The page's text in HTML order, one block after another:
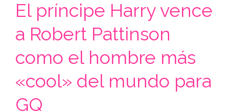
El príncipe Harry vence
a Robert Pattinson
como el hombre más
«cool» del mundo para
GQ